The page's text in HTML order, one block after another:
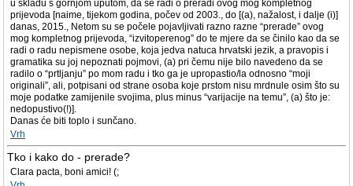
u skladu s gornjom uputom, da se radi o preradi ovog mog kompletnog
prijevoda [naime, tijekom godina, počev od 2003., do [(a), nažalost, i dalje (i)]
danas, 2015., Netom su se počele pojavljivati razno razne “prerade” ovog
mog kompletnog prijevoda, “izvitoperenog” do te mjere da se činilo kao da se
radi o radu nepismene osobe, koja jedva natuca hrvatski jezik, a pravopis i
gramatika su joj nepoznati pojmovi, (a) pri čemu nije bilo navedeno da se
radilo o “prtljanju” po mom radu i tko ga je upropastio/la odnosno “moji
originali”, ali, potpisani od strane osoba koje prstom nisu mrdnule osim što su
moje podatke zamijenile svojima, plus minus “varijacije na temu”, (a) što je:
nedopustivo(!)].
Danas će biti toplo i sunčano.
Vrh
Tko i kako do - prerade?
Clara pacta, boni amici! (;